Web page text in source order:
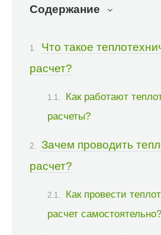
Содержание
Что такое
расчет?
Как работают
расчеты?
Зачем проводить
расчет?
Как провести
расчет самостоятельно?